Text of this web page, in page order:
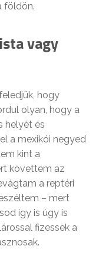
földön.
vagy
hogy
olyan, hogy a
helyét és
a mexikói negyed
kint a
követtem az
a reptéri
– mert
így is úgy is
fizessek a